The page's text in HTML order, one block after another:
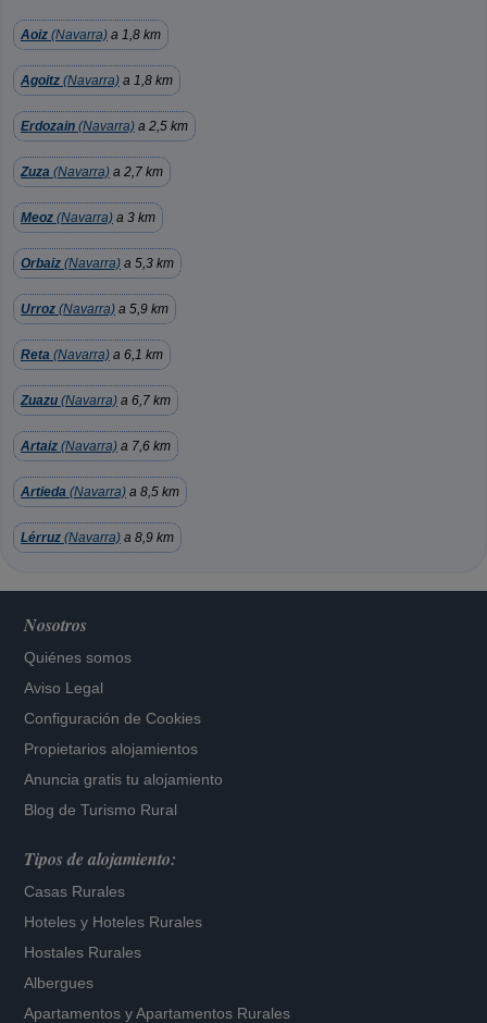
Aoiz (Navarra) a 1,8 km
Agoitz (Navarra) a 1,8 km
Erdozain (Navarra) a 2,5 km
Zuza (Navarra) a 2,7 km
Meoz (Navarra) a 3 km
Orbaiz (Navarra) a 5,3 km
Urroz (Navarra) a 5,9 km
Reta (Navarra) a 6,1 km
Zuazu (Navarra) a 6,7 km
Artaiz (Navarra) a 7,6 km
Artieda (Navarra) a 8,5 km
Lérruz (Navarra) a 8,9 km
Nosotros
Quiénes somos
Aviso Legal
Configuración de Cookies
Propietarios alojamientos
Anuncia gratis tu alojamiento
Blog de Turismo Rural
Tipos de alojamiento:
Casas Rurales
Hoteles y Hoteles Rurales
Hostales Rurales
Albergues
Apartamentos yApartamentos Rurales